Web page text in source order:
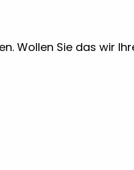
Wollen Sie das wir